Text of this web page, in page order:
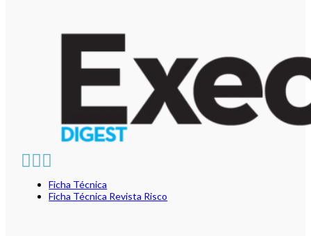
Ficha Técnica
Ficha Técnica Revista Risco